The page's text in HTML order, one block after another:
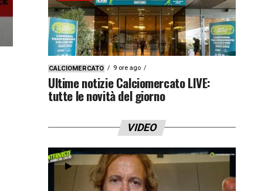
CALCIOMERCATO 9 ore ago
Ultime notizie Calciomercato LIVE:
tutte le novità del giorno
VIDEO